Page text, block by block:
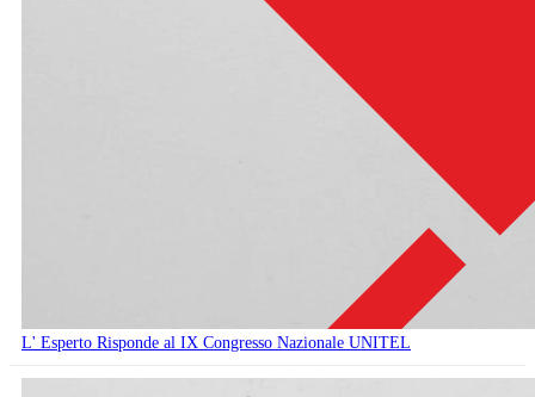
L' Esperto Risponde al IX Congresso Nazionale UNITEL